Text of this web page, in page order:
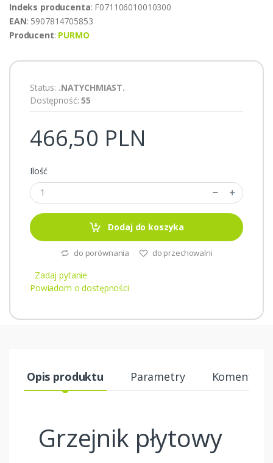
Indeks producenta: F071106010010300
EAN: 5907814705853
Producent: PURMO
Status: .NATYCHMIAST.
Dostępność:55
466,50 PLN
Ilość
Dodaj do koszyka
do porównania do przechowalni
Zadaj pytanie
Powiadom o dostępności
Opis produktu Parametry
Grzejnik płytowy